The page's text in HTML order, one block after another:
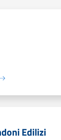
Edilizi